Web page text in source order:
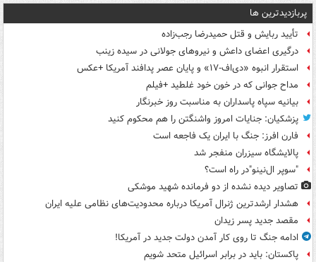
پربازدیدترین ها
تأیید ربایش و قتل حمیدرضا رجب‌زاده
درگیری اعضای داعش و نیروهای جولانی در سیده زینب
استقرار انبوه «دی‌اف‑۱۷» و پایان عصر پدافند آمریکا +عکس
مداح جوانی که در خون خود غلطید +فیلم
بیانیه سپاه پاسداران به مناسبت روز خبرنگار
پزشکیان: جنایات امروز واشنگتن را هم محکوم کنید
فارن افرز: جنگ با ایران یک فاجعه است
پالایشگاه سیزران منفجر شد
"سوپر ال‌نینو"در راه است؟
تصاویر دیده‌ نشده از دو فرمانده شهید موشکی
هشدار ارشدترین ژنرال آمریکا درباره محدودیت‌های نظامی علیه ایران
مقصد جدید پسر زیدان
ادامه جنگ تا روی کار آمدن دولت جدید در آمریکا!
پاکستان: باید در برابر اسرائیل متحد شویم